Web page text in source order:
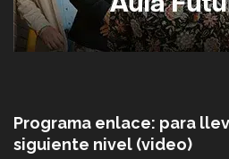
Programa enlace: para
siguiente nivel (video)